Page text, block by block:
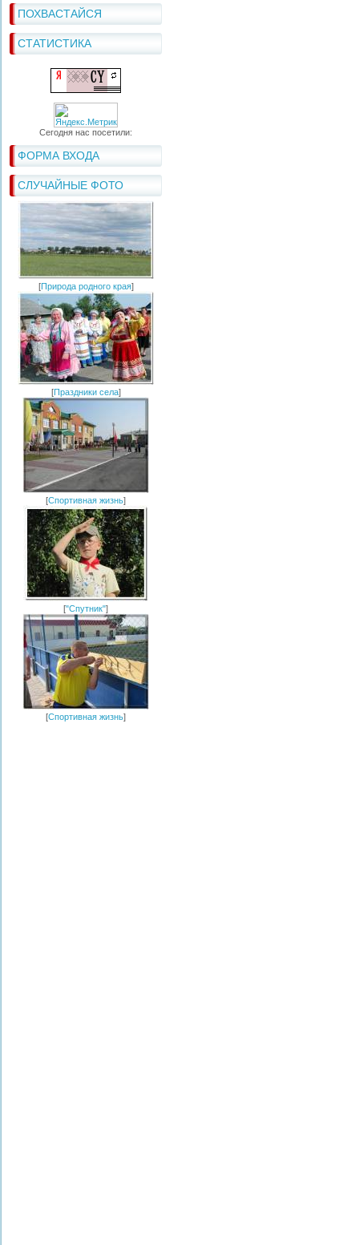
ПОХВАСТАЙСЯ
СТАТИСТИКА
Сегодня нас посетили:
ФОРМА ВХОДА
СЛУЧАЙНЫЕ ФОТО
[Природа родного края]
[Праздники села]
[Спортивная жизнь]
["Спутник"]
[Спортивная жизнь]